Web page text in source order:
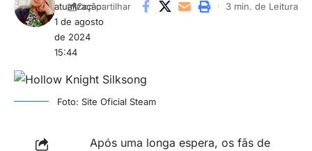
atualização:
1 de agosto
de 2024
15:44
Compartilhar 3 min. de Leitura
Foto: Site Oficial Steam
Após uma longa espera, os fãs de